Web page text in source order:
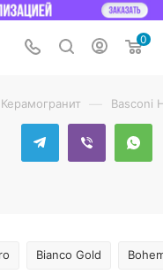
0
Керамогранит — Basconi
Bianco Gold